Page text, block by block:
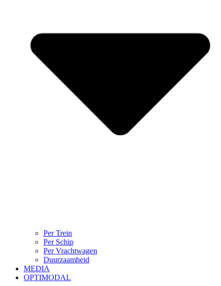
Per Trein
Per Schip
Per Vrachtwagen
Duurzaamheid
MEDIA
OPTIMODAL